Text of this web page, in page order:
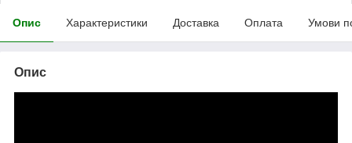
Опис Характеристики Доставка Оплата Умови
Опис